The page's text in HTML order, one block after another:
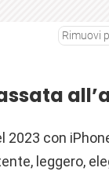
Rimuovi
con
leggero,